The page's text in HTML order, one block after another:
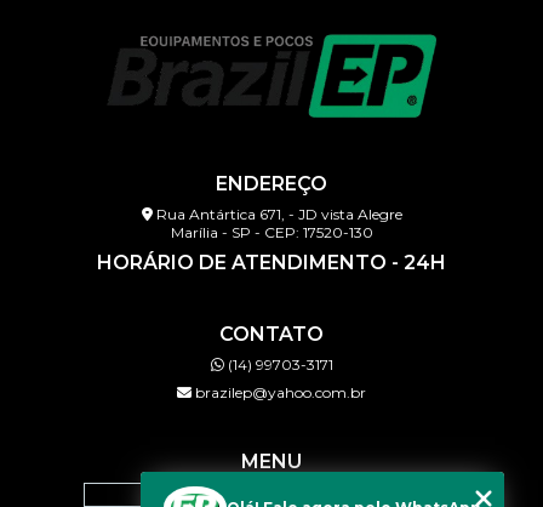
ENDEREÇO
Rua Antártica 671, - JD vista Alegre
Marília - SP - CEP: 17520-130
HORÁRIO DE ATENDIMENTO - 24H
CONTATO
(14) 99703-3171
brazilep@yahoo.com.br
MENU